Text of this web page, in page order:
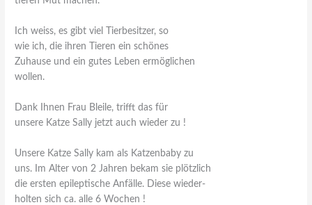
Ich weiss, es gibt viel Tierbesitzer, so
wie ich, die ihren Tieren ein schönes
Zuhause und ein gutes Leben ermöglichen
wollen.
Dank Ihnen Frau Bleile, trifft das für
unsere Katze Sally jetzt auch wieder zu !
Unsere Katze Sally kam als Katzenbaby zu
uns. Im Alter von 2 Jahren bekam sie plötzlich
die ersten epileptische Anfälle. Diese wieder-
holten sich ca. alle 6 Wochen !